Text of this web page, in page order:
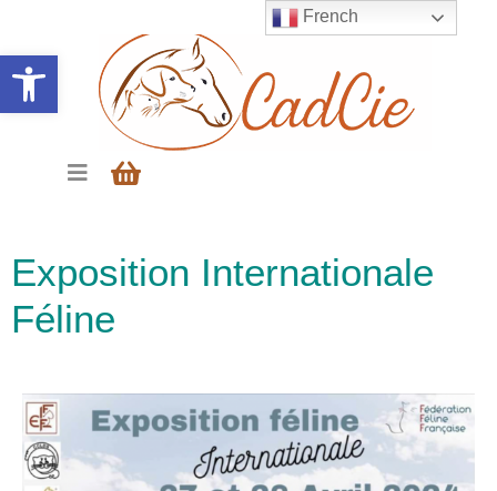
Ouvrir la barre d’outils
Exposition Internationale
Féline
French